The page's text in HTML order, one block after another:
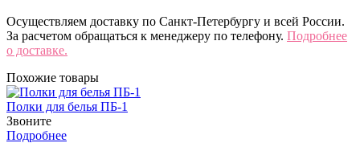
Осуществляем доставку по Санкт-Петербургу и всей России.
За расчетом обращаться к менеджеру по телефону. Подробнее
о доставке.
Похожие товары
Полки для белья ПБ-1
Звоните
Подробнее